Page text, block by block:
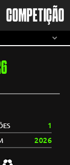
COMPETIÇÃO
1
2026